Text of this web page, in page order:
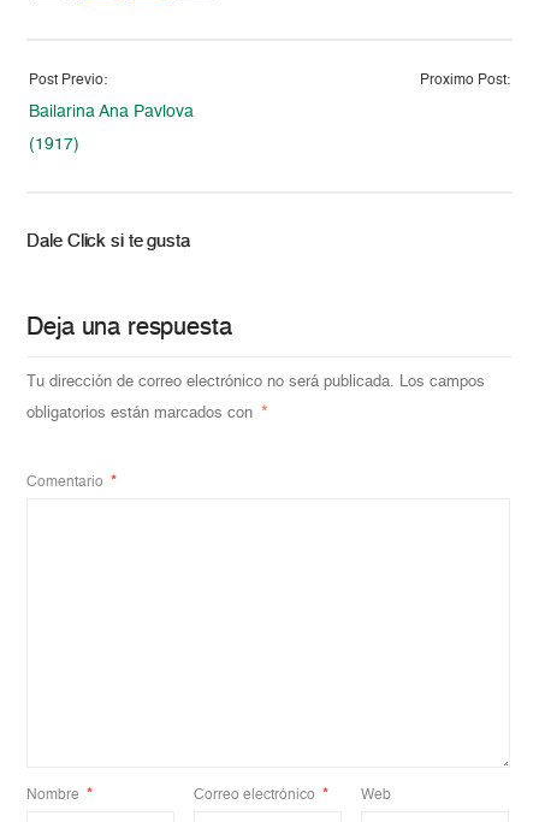
Post Previo:
Bailarina Ana Pavlova
(1917)
Proximo Post:
Dale Click si te gusta
Deja una respuesta
Tu dirección de correo electrónico no será publicada. Los campos
obligatorios están marcados con *
Comentario *
Nombre * Correo electrónico * Web